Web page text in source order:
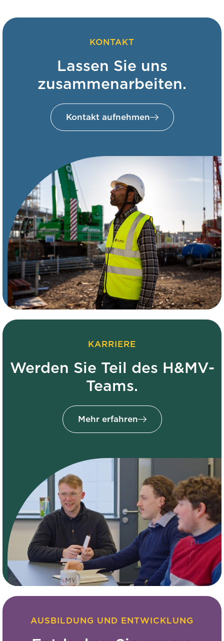
KONTAKT
Lassen Sie uns
zusammenarbeiten.
Kontakt aufnehmen
KARRIERE
Werden Sie Teil des H&MV-
Teams.
Mehr erfahren
AUSBILDUNG UND ENTWICKLUNG